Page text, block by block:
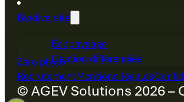
Biodiversité
Écopaysage
Gestion différenciée
Zéro phyto
RecrutementMentions légales
© AGEV Solutions 2026 –